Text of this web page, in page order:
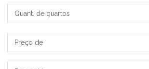
garagem
Quant.
de
quartos
Preço
de
Preço